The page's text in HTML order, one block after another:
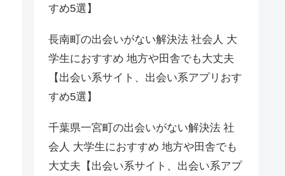
すめ5選】
長南町の出会いがない解決法 社会人 大
学生におすすめ 地方や田舎でも大丈夫
【出会い系サイト、出会い系アプリおす
すめ5選】
千葉県一宮町の出会いがない解決法 社
会人 大学生におすすめ 地方や田舎でも
大丈夫【出会い系サイト、出会い系アプ